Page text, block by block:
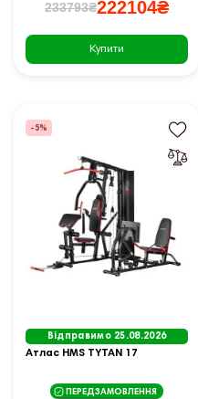
233793₴222104₴
Купити
-5%
Відправимо 25.08.2026
Атлас HMS TYTAN 17
ПЕРЕДЗАМОВЛЕННЯ